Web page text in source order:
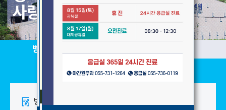
병원이용안내
최상의 진료서비스 제공을 위해 최선을 다하고 있습니다.
병원소식